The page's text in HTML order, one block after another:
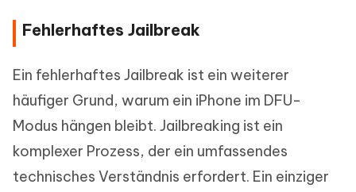
Fehlerhaftes Jailbreak
Ein fehlerhaftes Jailbreak ist ein weiterer
häufiger Grund, warum ein iPhone im DFU-
Modus hängen bleibt. Jailbreaking ist ein
komplexer Prozess, der ein umfassendes
technisches Verständnis erfordert. Ein einziger